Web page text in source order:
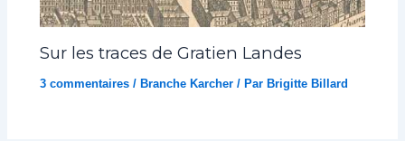
Sur les traces de Gratien Landes
3 commentaires / Branche Karcher / Par Brigitte Billard